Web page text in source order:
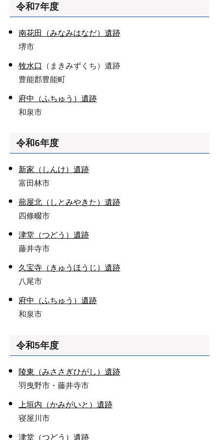
令和7年度
南花田（みなみはなだ）遺跡
堺市
牧水口
（まきみずくち）遺跡
豊能郡豊能町
府中（ふちゅう）遺跡
和泉市
令和6年度
新家（しんけ）遺跡
富田林市
蔀屋北（しとみやきた）遺跡
四條畷市
津堂（つどう）遺跡
藤井寺市
久宝寺（きゅうほうじ）遺跡
八尾市
府中（ふちゅう）遺跡
和泉市
令和5年度
陵東（みささぎひがし）遺跡
羽曳野市・藤井寺市
上垣内（かみがいと）遺跡
寝屋川市
津堂（つどう）遺跡